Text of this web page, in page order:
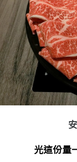
光這份量